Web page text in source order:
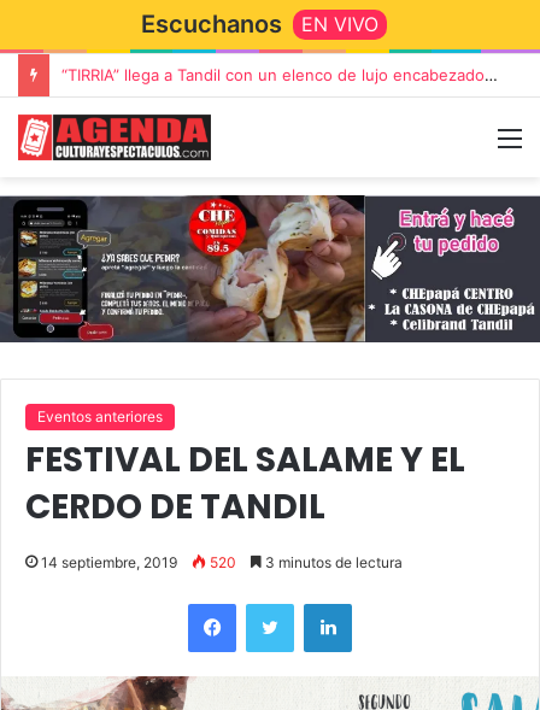
Escuchanos EN VIVO
Rata Blanca regresa a Tandil con un show demoledor en el Estadio Unión y Progreso
Eventos anteriores
FESTIVAL DEL SALAME Y EL
CERDO DE TANDIL
14 septiembre, 2019 520 3 minutos de lectura